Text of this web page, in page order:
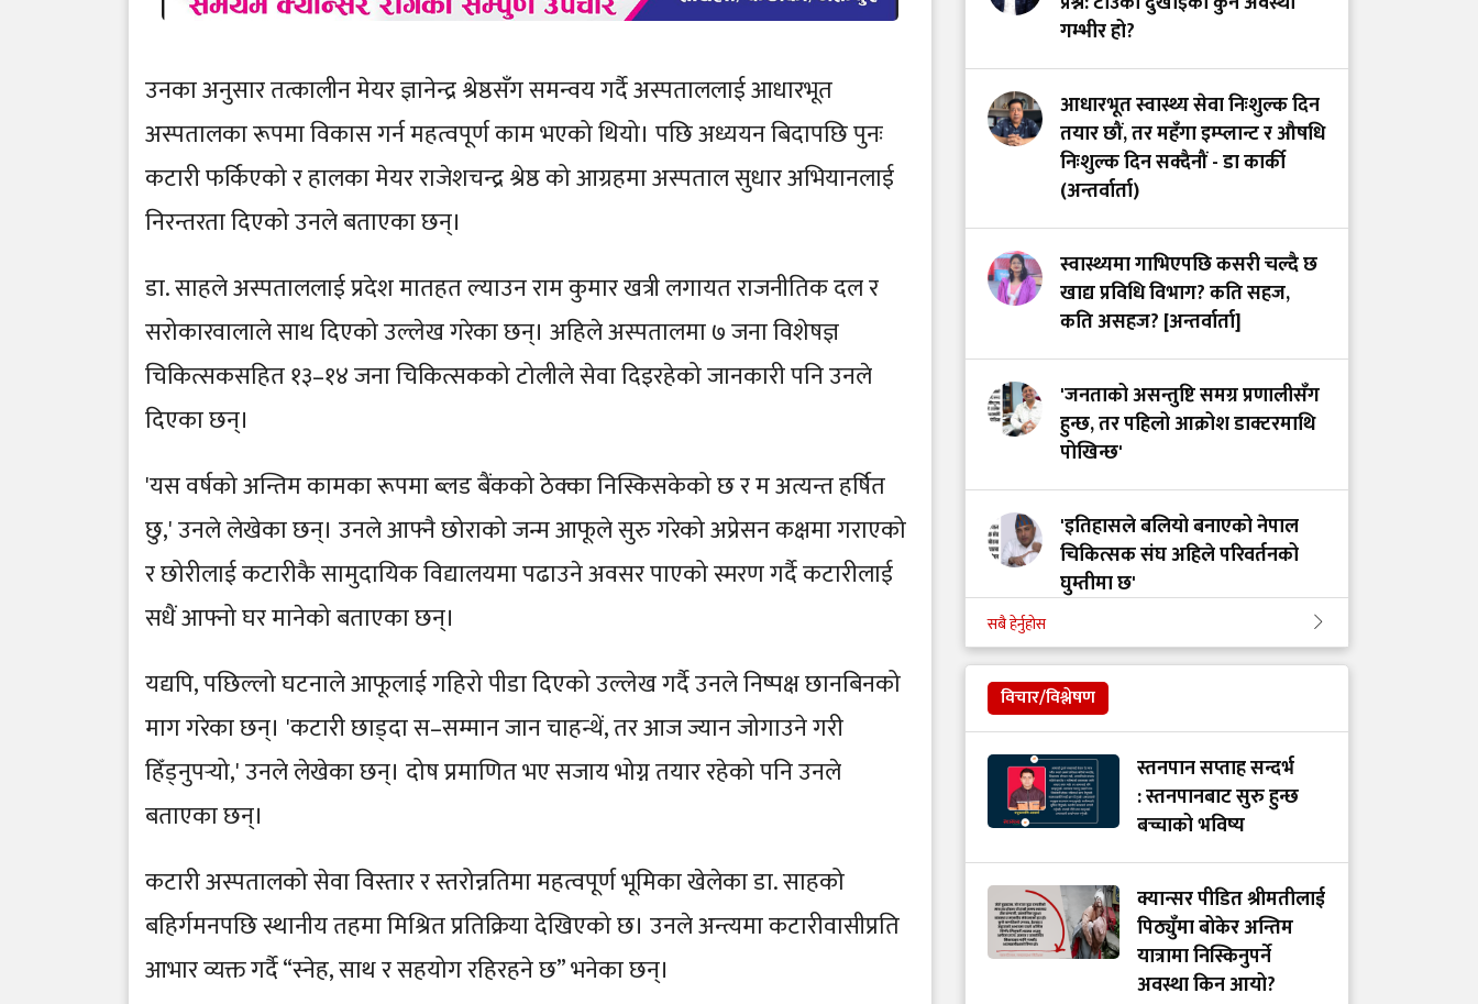
उनका अनुसार तत्कालीन मेयर ज्ञानेन्द्र श्रेष्ठसँग समन्वय गर्दै अस्पताललाई आधारभूत
अस्पतालका रूपमा विकास गर्न महत्वपूर्ण काम भएको थियो। पछि अध्ययन बिदापछि पुनः
कटारी फर्किएको र हालका मेयर राजेशचन्द्र श्रेष्ठ को आग्रहमा अस्पताल सुधार अभियानलाई
निरन्तरता दिएको उनले बताएका छन्।
डा. साहले अस्पताललाई प्रदेश मातहत ल्याउन राम कुमार खत्री लगायत राजनीतिक दल र
सरोकारवालाले साथ दिएको उल्लेख गरेका छन्। अहिले अस्पतालमा ७ जना विशेषज्ञ
चिकित्सकसहित १३–१४ जना चिकित्सकको टोलीले सेवा दिइरहेको जानकारी पनि उनले
दिएका छन्।
'यस वर्षको अन्तिम कामका रूपमा ब्लड बैंकको ठेक्का निस्किसकेको छ र म अत्यन्त हर्षित
छु,' उनले लेखेका छन्। उनले आफ्नै छोराको जन्म आफूले सुरु गरेको अप्रेसन कक्षमा गराएको
र छोरीलाई कटारीकै सामुदायिक विद्यालयमा पढाउने अवसर पाएको स्मरण गर्दै कटारीलाई
सधैं आफ्नो घर मानेको बताएका छन्।
यद्यपि, पछिल्लो घटनाले आफूलाई गहिरो पीडा दिएको उल्लेख गर्दै उनले निष्पक्ष छानबिनको
माग गरेका छन्। 'कटारी छाड्दा स–सम्मान जान चाहन्थें, तर आज ज्यान जोगाउने गरी
हिँड्नुपर्‍यो,' उनले लेखेका छन्। दोष प्रमाणित भए सजाय भोग्न तयार रहेको पनि उनले
बताएका छन्।
कटारी अस्पतालको सेवा विस्तार र स्तरोन्नतिमा महत्वपूर्ण भूमिका खेलेका डा. साहको
बहिर्गमनपछि स्थानीय तहमा मिश्रित प्रतिक्रिया देखिएको छ। उनले अन्त्यमा कटारीवासीप्रति
आभार व्यक्त गर्दै “स्नेह, साथ र सहयोग रहिरहने छ” भनेका छन्।
आजको आवश्यकता
गम्भीर हो?
आधारभूत स्वास्थ्य सेवा निःशुल्क दिन
तयार छौं, तर महँगा इम्प्लान्ट र औषधि
निःशुल्क दिन सक्दैनौं - डा कार्की
(अन्तर्वार्ता)
स्वास्थ्यमा गाभिएपछि कसरी चल्दै छ
खाद्य प्रविधि विभाग? कति सहज,
कति असहज? [अन्तर्वार्ता]
'जनताको असन्तुष्टि समग्र प्रणालीसँग
हुन्छ, तर पहिलो आक्रोश डाक्टरमाथि
पोखिन्छ'
'इतिहासले बलियो बनाएको नेपाल
चिकित्सक संघ अहिले परिवर्तनको
घुम्तीमा छ'
‘टिम मंगल' चुनावी समूह मात्र थिएन,
मेडिकल मुभमेन्ट हो : डा. मंगल रावल
'हरेक टाउको दुखाइ ब्रेन ट्युमर होइन,
यी लक्षणहरू देखिए हुनसक्छ जोखिम'
डा. अमात्यलाई प्रश्न– धेरै हेडफोन वा
इयरफोनको प्रयोगले कानमा असर
गर्छ ?
सबै हेर्नुहोस
विचार/विश्लेषण
स्तनपान सप्ताह सन्दर्भ
: स्तनपानबाट सुरु हुन्छ
बच्चाको भविष्य
क्यान्सर पीडित श्रीमतीलाई
पिठ्युँमा बोकेर अन्तिम
यात्रामा निस्किनुपर्ने
अवस्था किन आयो?